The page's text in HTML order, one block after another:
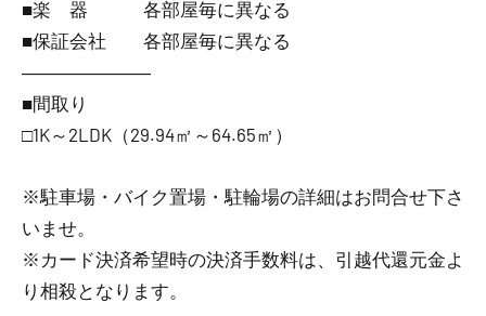
■楽 器 各部屋毎に異なる
■保証会社 各部屋毎に異なる
―――――――
■間取り
□1K～2LDK（29.94㎡～64.65㎡）
※駐車場・バイク置場・駐輪場の詳細はお問合せ下さ
いませ。
※カード決済希望時の決済手数料は、引越代還元金よ
り相殺となります。